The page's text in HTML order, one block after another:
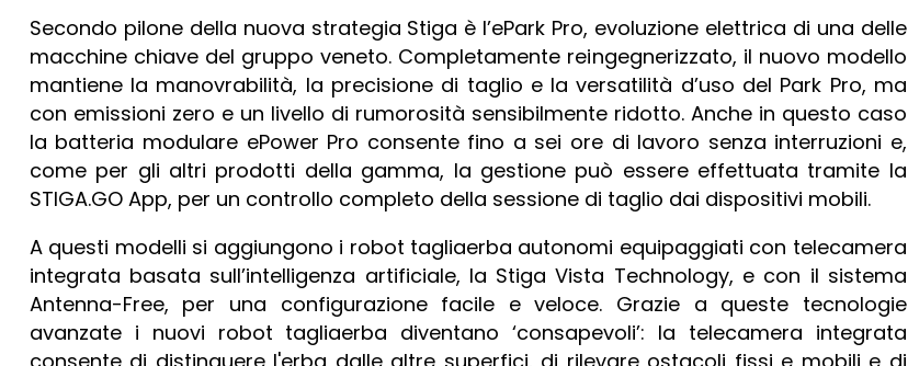
Secondo pilone della nuova strategia Stiga è l’ePark Pro, evoluzione elettrica di una delle
macchine chiave del gruppo veneto. Completamente reingegnerizzato, il nuovo modello
mantiene la manovrabilità, la precisione di taglio e la versatilità d’uso del Park Pro, ma
con emissioni zero e un livello di rumorosità sensibilmente ridotto. Anche in questo caso
la batteria modulare ePower Pro consente fino a sei ore di lavoro senza interruzioni e,
come per gli altri prodotti della gamma, la gestione può essere effettuata tramite la
STIGA.GO App, per un controllo completo della sessione di taglio dai dispositivi mobili.
A questi modelli si aggiungono i robot tagliaerba autonomi equipaggiati con telecamera
integrata basata sull’intelligenza artificiale, la Stiga Vista Technology, e con il sistema
Antenna-Free, per una configurazione facile e veloce. Grazie a queste tecnologie
avanzate i nuovi robot tagliaerba diventano ‘consapevoli’: la telecamera integrata